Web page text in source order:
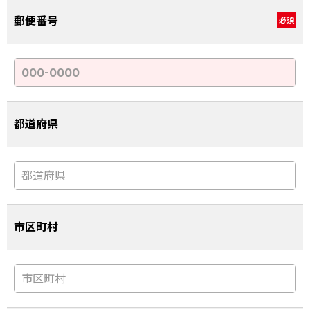
郵便番号 必須
都道府県
市区町村